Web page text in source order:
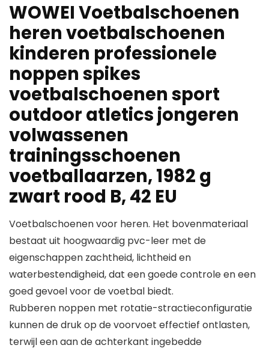
WOWEI Voetbalschoenen
heren voetbalschoenen
kinderen professionele
noppen spikes
voetbalschoenen sport
outdoor atletics jongeren
volwassenen
trainingsschoenen
voetballaarzen, 1982 g
zwart rood B, 42 EU
Voetbalschoenen voor heren. Het bovenmateriaal
bestaat uit hoogwaardig pvc-leer met de
eigenschappen zachtheid, lichtheid en
waterbestendigheid, dat een goede controle en een
goed gevoel voor de voetbal biedt.
Rubberen noppen met rotatie-stractieconfiguratie
kunnen de druk op de voorvoet effectief ontlasten,
terwijl een aan de achterkant ingebedde